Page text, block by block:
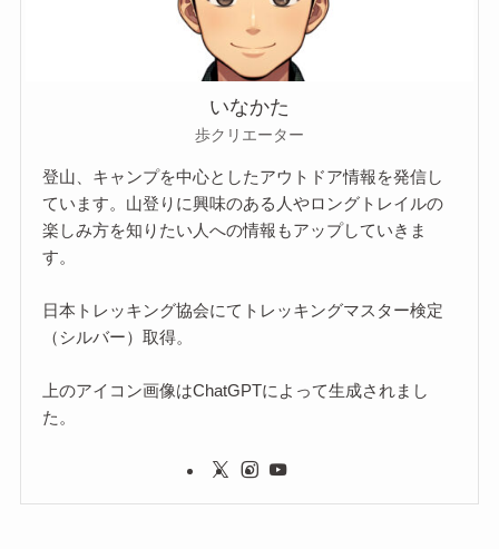
いなかた
歩クリエーター
登山、キャンプを中心としたアウトドア情報を発信し
ています。山登りに興味のある人やロングトレイルの
楽しみ方を知りたい人への情報もアップしていきま
す。
日本トレッキング協会にてトレッキングマスター検定
（シルバー）取得。
上のアイコン画像はChatGPTによって生成されまし
た。